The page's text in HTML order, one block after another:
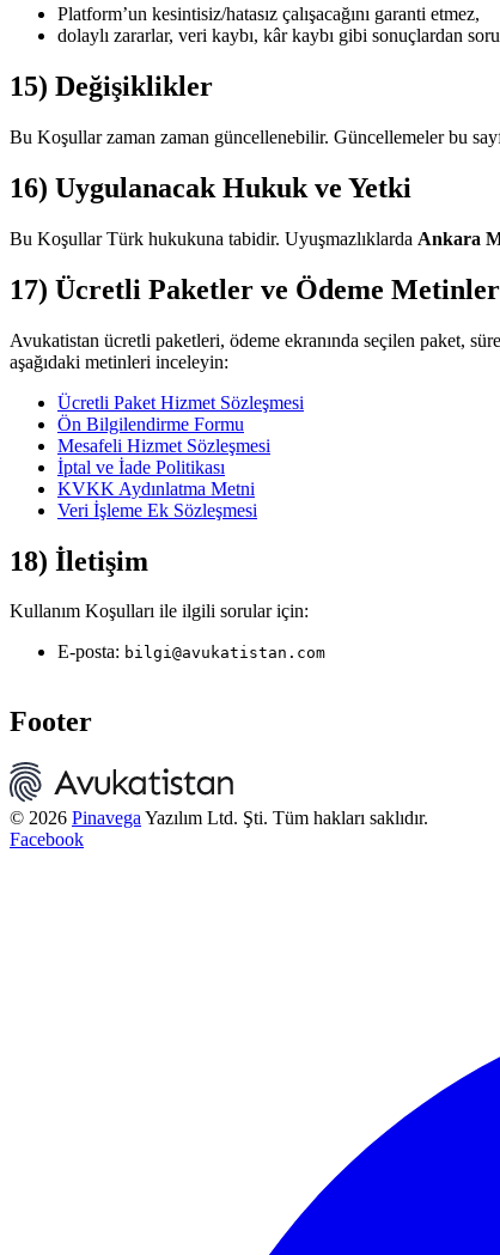
Platform’un kesintisiz/hatasız çalışacağını garanti etmez,
dolaylı zararlar, veri kaybı, kâr kaybı gibi sonuçlardan
15) Değişiklikler
Bu Koşullar zaman zaman güncellenebilir. Güncellemeler bu
16) Uygulanacak Hukuk ve Yetki
Bu Koşullar Türk hukukuna tabidir. Uyuşmazlıklarda Ankara
17) Ücretli Paketler ve Ödeme
Avukatistan ücretli paketleri, ödeme ekranında seçilen paket,
aşağıdaki metinleri inceleyin:
Ücretli Paket Hizmet Sözleşmesi
Ön Bilgilendirme Formu
Mesafeli Hizmet Sözleşmesi
İptal ve İade Politikası
KVKK Aydınlatma Metni
Veri İşleme Ek Sözleşmesi
18) İletişim
Kullanım Koşulları ile ilgili sorular için:
E-posta: bilgi@avukatistan.com
Footer
© 2026 Pinavega Yazılım Ltd. Şti. Tüm hakları saklıdır.
Facebook